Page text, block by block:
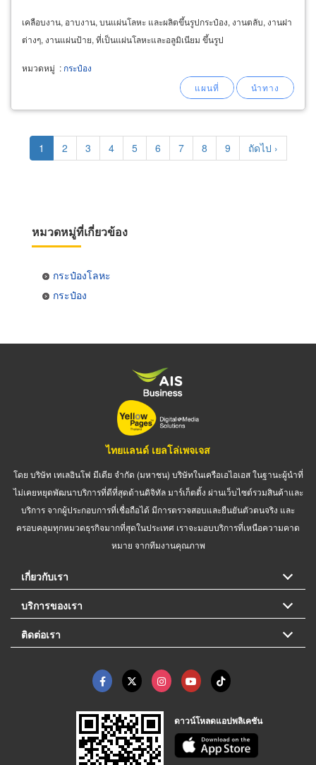
เคลือบงาน, อาบงาน, บนแผ่นโลหะ และผลิตขึ้นรูปกระป๋อง, งานตลับ, งานฝา
ต่างๆ, งานแผ่นป้าย, ที่เป็นแผ่นโลหะและอลูมิเนียม ขึ้นรูป
หมวดหมู่ : กระป๋อง
Pagination
Current
page
1 Page
2 Page
3 Page
4 Page
5 Page
6 Page
7 Page
8 Page
9
Next
page
ถัดไป ›
หมวดหมู่ที่เกี่ยวข้อง
กระป๋องโลหะ
กระป๋อง
ไทยแลนด์ เยลโล่เพจเจส
โดย บริษัท เทเลอินโฟ มีเดีย จำกัด (มหาชน) บริษัทในเครือเอไอเอส ในฐานะผู้นำที่
ไม่เคยหยุดพัฒนาบริการที่ดีที่สุดด้านดิจิทัล มาร์เก็ตติ้ง ผ่านเว็บไซต์รวมสินค้าและ
บริการ จากผู้ประกอบการที่เชื่อถือได้ มีการตรวจสอบและยืนยันตัวตนจริง และ
ครอบคลุมทุกหมวดธุรกิจมากที่สุดในประเทศ เราจะมอบบริการที่เหนือความคาด
หมาย จากทีมงานคุณภาพ
เกี่ยวกับเรา
บริการของเรา
ติดต่อเรา
ดาวน์โหลดแอปพลิเคชัน